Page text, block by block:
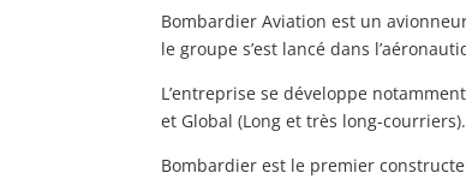
Bombardier Aviation est un
le groupe s’est lancé dans
L’entreprise se développe
et Global (Long et très long-courriers).
Bombardier est le premier